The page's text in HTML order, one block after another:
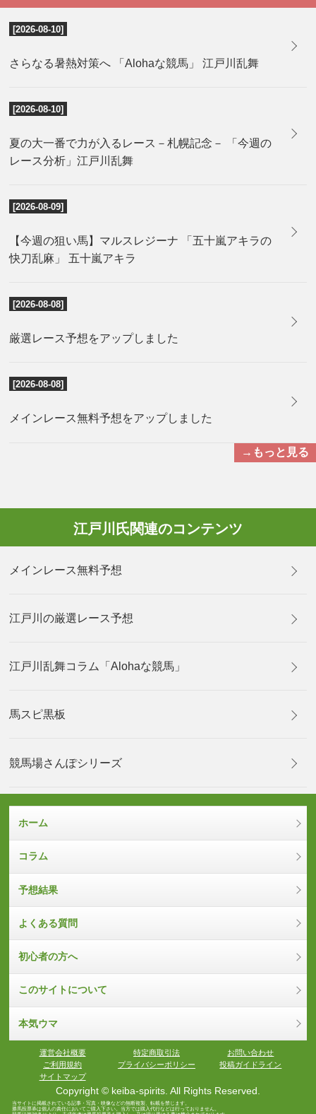
[2026-08-10]
さらなる暑熱対策へ 「Alohaな競馬」 江戸川乱舞
[2026-08-10]
夏の大一番で力が入るレース－札幌記念－ 「今週の
レース分析」江戸川乱舞
[2026-08-09]
【今週の狙い馬】マルスレジーナ 「五十嵐アキラの
快刀乱麻」 五十嵐アキラ
[2026-08-08]
厳選レース予想をアップしました
[2026-08-08]
メインレース無料予想をアップしました
→もっと見る
江戸川氏関連のコンテンツ
メインレース無料予想
江戸川の厳選レース予想
江戸川乱舞コラム「Alohaな競馬」
馬スピ黒板
競馬場さんぽシリーズ
ホーム
コラム
予想結果
よくある質問
初心者の方へ
このサイトについて
本気ウマ
運営会社概要 特定商取引法
お問い合わせ
ご利用規約
プライバシーポリシー
投稿ガイドライン
サイトマップ
Copyright © keiba-spirits. All Rights Reserved.
当サイトに掲載されている記事・写真・映像などの無断複製、転載を禁じます。
勝馬投票券は個人の責任においてご購入下さい。当方では購入代行などは行っておりません。